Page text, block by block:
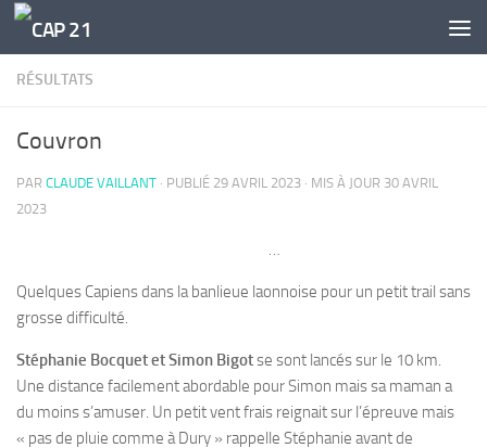
Skip to content
RÉSULTATS
Couvron
PAR CLAUDE VAILLANT · PUBLIÉ 29 AVRIL 2023 · MIS À JOUR 30 AVRIL
2023
…
Quelques Capiens dans la banlieue laonnoise pour un petit trail sans
grosse difficulté.
Stéphanie Bocquet et Simon Bigotse sont lancés sur le 10 km.
Une distance facilement abordable pour Simon mais sa maman a
du moins s’amuser. Un petit vent frais reignait sur l’épreuve mais
« pas de pluie comme à Dury » rappelle Stéphanie avant de